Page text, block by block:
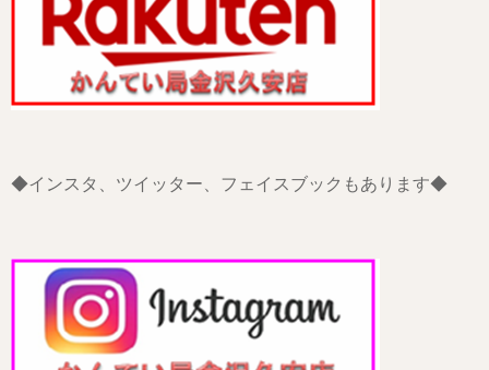
◆インスタ、ツイッター、フェイスブックもあります◆